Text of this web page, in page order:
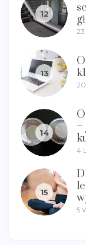
12
13
14
–
4
15
5